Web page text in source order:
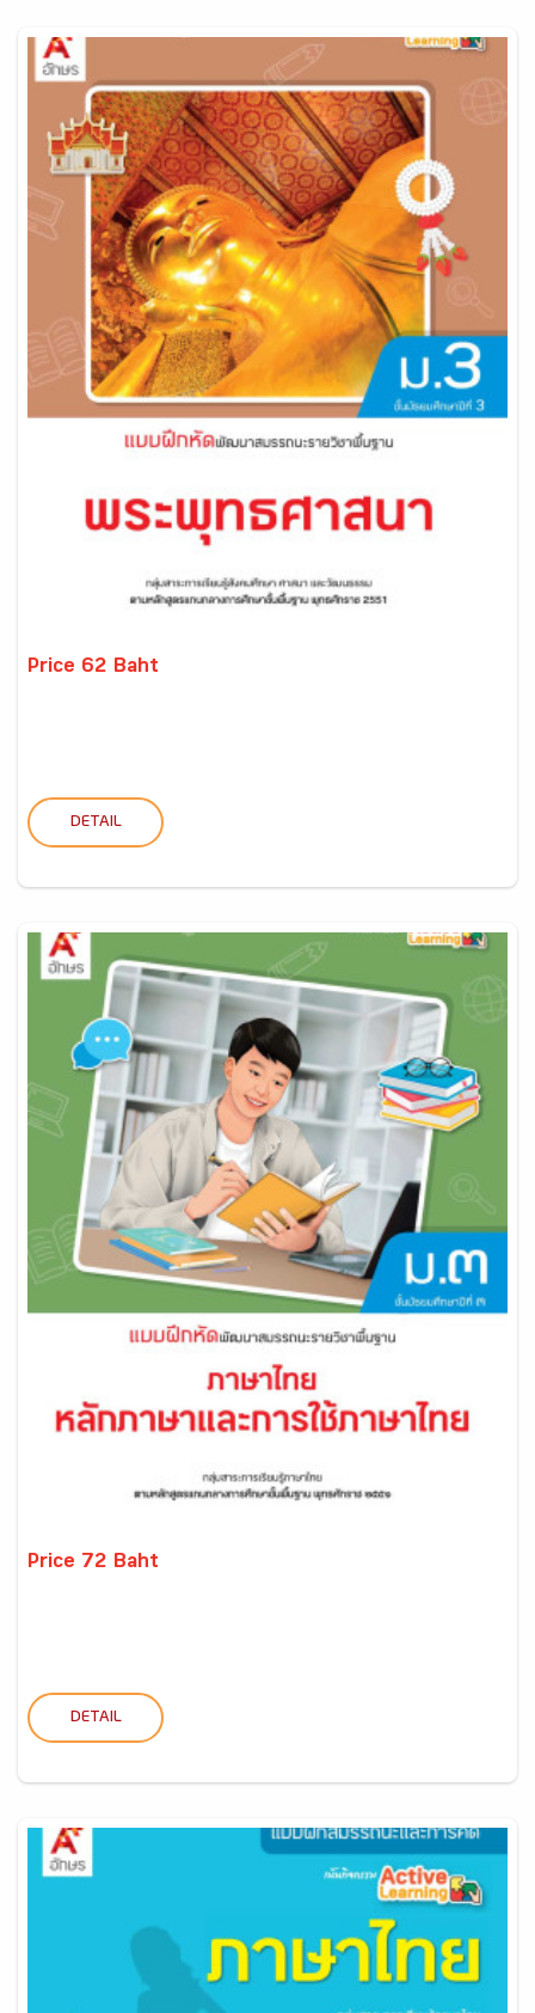
Price 62 Baht
DETAIL
Price 72 Baht
DETAIL